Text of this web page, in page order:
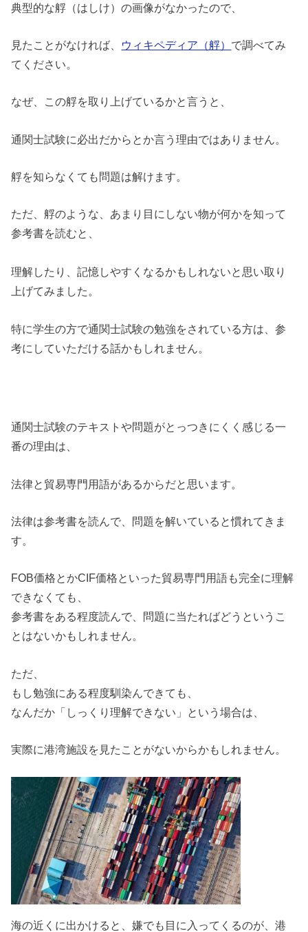
典型的な艀（はしけ）の画像がなかったので、
見たことがなければ、 ウィキペディア（艀） で調べてみ
てください。
なぜ、この艀を取り上げているかと言うと、
通関士試験に必出だからとか言う理由ではありません。
艀を知らなくても問題は解けます。
ただ、艀のような、あまり目にしない物が何かを知って
参考書を読むと、
理解したり、記憶しやすくなるかもしれないと思い取り
上げてみました。
特に学生の方で通関士試験の勉強をされている方は、参
考にしていただける話かもしれません。
通関士試験のテキストや問題がとっつきにくく感じる一
番の理由は、
法律と貿易専門用語があるからだと思います。
法律は参考書を読んで、問題を解いていると慣れてきま
す。
FOB価格とかCIF価格といった貿易専門用語も完全に理解
できなくても、
参考書をある程度読んで、問題に当たればどうというこ
とはないかもしれません。
ただ、
もし勉強にある程度馴染んできても、
なんだか「しっくり理解できない」という場合は、
実際に港湾施設を見たことがないからかもしれません。
海の近くに出かけると、嫌でも目に入ってくるのが、港